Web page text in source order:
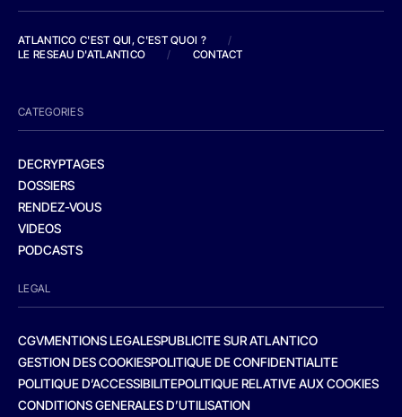
ATLANTICO C'EST QUI, C'EST QUOI ?
/
LE RESEAU D'ATLANTICO
/ CONTACT
CATEGORIES
DECRYPTAGES
DOSSIERS
RENDEZ-VOUS
VIDEOS
PODCASTS
LEGAL
CGVMENTIONS LEGALESPUBLICITE SUR ATLANTICO
GESTION DES COOKIESPOLITIQUE DE CONFIDENTIALITE
POLITIQUE D’ACCESSIBILITEPOLITIQUE RELATIVE AUX COOKIES
CONDITIONS GENERALES D’UTILISATION